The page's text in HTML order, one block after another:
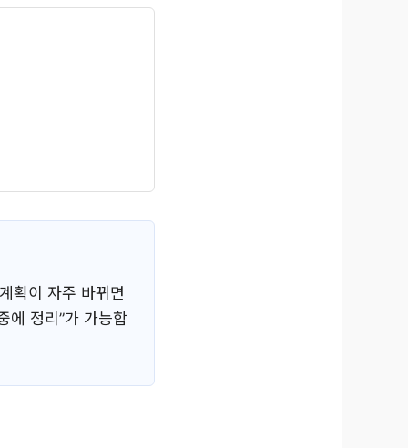
획이 자주 바뀌면
에 정리”가 가능합